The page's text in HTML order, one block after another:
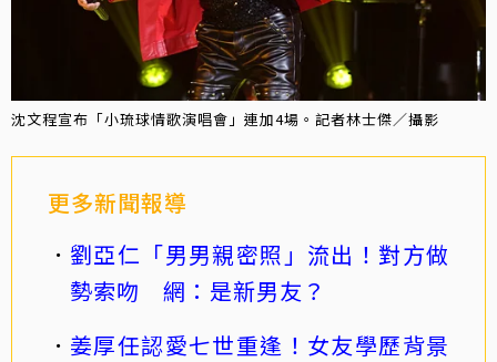
沈文程宣布「小琉球情歌演唱會」連加4場。記者林士傑／攝影
更多新聞報導
劉亞仁「男男親密照」流出！對方做
勢索吻 網：是新男友？
姜厚任認愛七世重逢！女友學歷背景